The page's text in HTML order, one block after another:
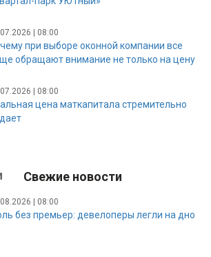
| 08:00
при выборе оконной компании все
обращают внимание не только на цену
| 08:00
цена маткапитала стремительно
Свежие новости
| 08:00
без премьер: девелоперы легли на дно